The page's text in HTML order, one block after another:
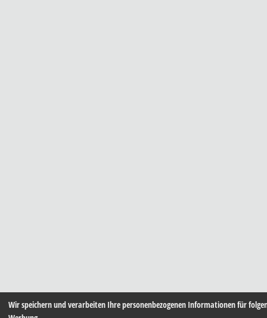
Wir speichern und verarbeiten Ihre personenbezogenen Informationen für